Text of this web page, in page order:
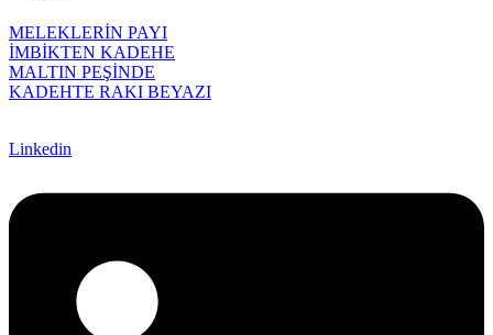
MELEKLERİN PAYI
İMBİKTEN KADEHE
MALTIN PEŞİNDE
KADEHTE RAKI BEYAZI
Linkedin